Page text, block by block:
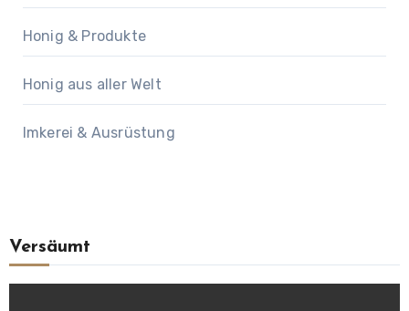
Honig & Produkte
Honig aus aller Welt
Imkerei & Ausrüstung
Versäumt